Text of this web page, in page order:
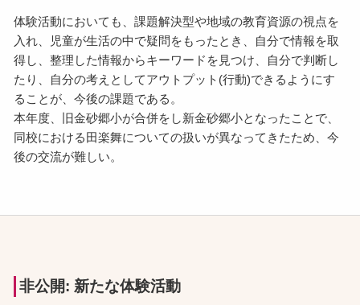
体験活動においても、課題解決型や地域の教育資源の視点を
入れ、児童が生活の中で疑問をもったとき、自分で情報を取
得し、整理した情報からキーワードを見つけ、自分で判断し
たり、自分の考えとしてアウトプット(行動)できるようにす
ることが、今後の課題である。
本年度、旧金砂郷小が合併をし新金砂郷小となったことで、
同校における田楽舞についての扱いが異なってきたため、今
後の交流が難しい。
非公開: 新たな体験活動